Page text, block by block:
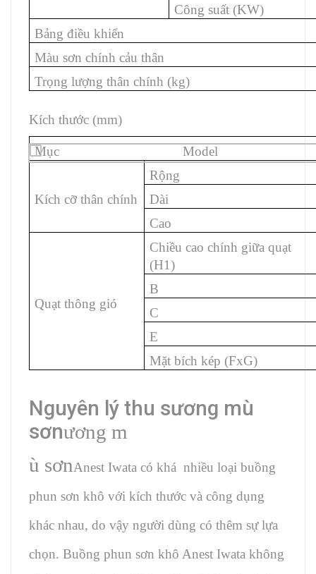
Công suất (KW)
Bảng điều khiển
Màu sơn chính cảu thân
Trọng lượng thân chính (kg)
Kích thước (mm)
Mục Model
Kích cỡ thân chính
Rộng
Dài
Cao
Quạt thông gió
Chiều cao chính giữa quạt
(H1)
B
C
E
Mặt bích kép (FxG)
Nguyên lý thu sương mù
sơnương m
ù sơnAnest Iwata có khá nhiều loại buồng
phun sơn khô với kích thước và công dụng
khác nhau, do vậy người dùng có thêm sự lựa
chọn. Buồng phun sơn khô Anest Iwata không